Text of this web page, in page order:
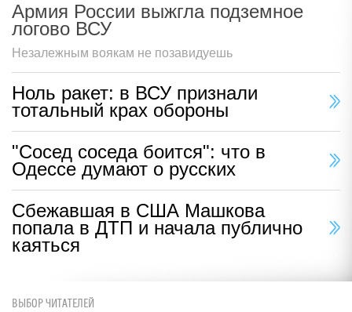
Армия России выжгла подземное
логово ВСУ
Незалежным воякам не позавидуешь
Ноль ракет: в ВСУ признали
тотальный крах обороны
"Сосед соседа боится": что в
Одессе думают о русских
Сбежавшая в США Машкова
попала в ДТП и начала публично
каяться
ВЫБОР ЧИТАТЕЛЕЙ